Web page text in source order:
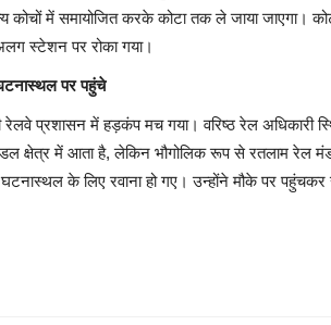
कोचों में समायोजित करके कोटा तक ले जाया जाएगा।
स्टेशन पर रोका गया।
पर पहुंचे
रेलवे प्रशासन में हड़कंप मच गया। वरिष्ठ रेल अधिकारी
क्षेत्र में आता है, लेकिन भौगोलिक रूप से रतलाम रेल
के लिए रवाना हो गए। उन्होंने मौके पर पहुंचकर